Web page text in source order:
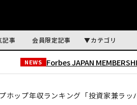
記事 会員限定記事 カテゴリ
NEWS Forbes JAPAN
ホップ年収ランキング「投資家兼ラッ